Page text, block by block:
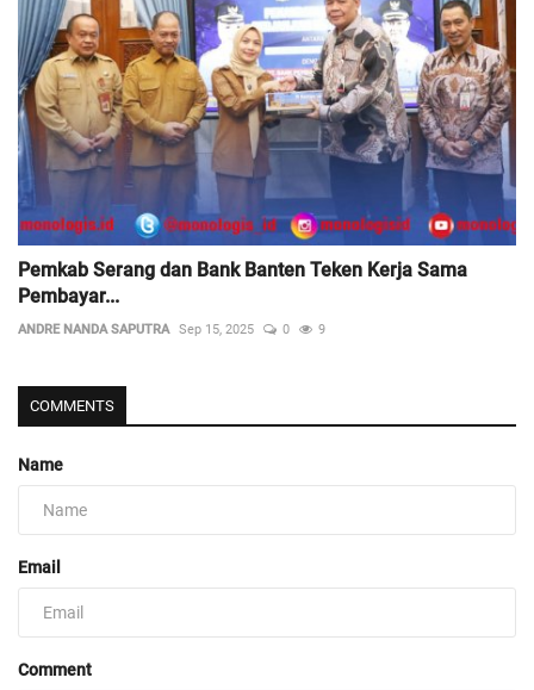
Pemkab Serang dan Bank Banten Teken Kerja Sama
Pembayar...
ANDRE NANDA SAPUTRA Sep 15, 2025 0 9
COMMENTS
Name
Email
Comment